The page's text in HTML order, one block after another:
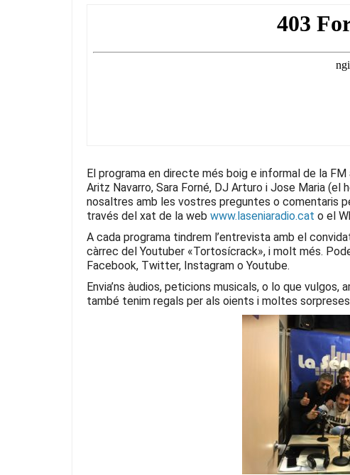
b a A
El programa en directe més boig e informal de la
Aritz Navarro, Sara Forné, DJ Arturo i Jose Maria
nosaltres amb les vostres preguntes o comentaris
través del xat de la web www.laseniaradio.cat o el
A cada programa tindrem l’entrevista amb el
càrrec del Youtuber «Tortosícrack», i molt més.
Facebook, Twitter, Instagram o Youtube.
Envia’ns àudios, peticions musicals, o lo que
també tenim regals per als oients i moltes